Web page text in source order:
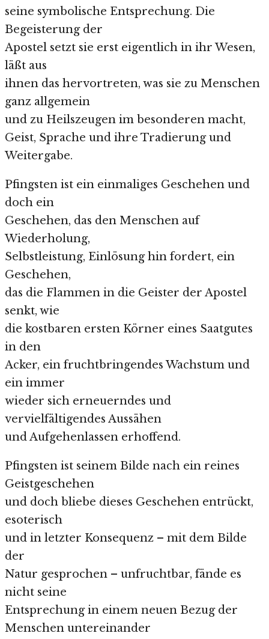
seine symbolische Entsprechung. Die
Begeisterung der
Apostel setzt sie erst eigentlich in ihr Wesen,
läßt aus
ihnen das hervortreten, was sie zu Menschen
ganz allgemein
und zu Heilszeugen im besonderen macht,
Geist, Sprache und ihre Tradierung und
Weitergabe.
Pfingsten ist ein einmaliges Geschehen und
doch ein
Geschehen, das den Menschen auf
Wiederholung,
Selbstleistung, Einlösung hin fordert, ein
Geschehen,
das die Flammen in die Geister der Apostel
senkt, wie
die kostbaren ersten Körner eines Saatgutes
in den
Acker, ein fruchtbringendes Wachstum und
ein immer
wieder sich erneuerndes und
vervielfältigendes Aussähen
und Aufgehenlassen erhoffend.
Pfingsten ist seinem Bilde nach ein reines
Geistgeschehen
und doch bliebe dieses Geschehen entrückt,
esoterisch
und in letzter Konsequenz – mit dem Bilde
der
Natur gesprochen – unfruchtbar, fände es
nicht seine
Entsprechung in einem neuen Bezug der
Menschen untereinander